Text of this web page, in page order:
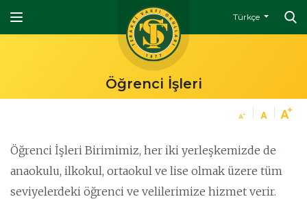
Türkçe
Öğrenci İşleri
Öğrenci İşleri Birimimiz, her iki yerleşkemizde de
anaokulu, ilkokul, ortaokul ve lise olmak üzere tüm
seviyelerdeki öğrenci ve velilerimize hizmet verir.